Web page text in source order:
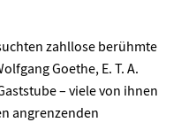
zahllose berühmte
Goethe, E. T. A.
– viele von ihnen
angrenzenden